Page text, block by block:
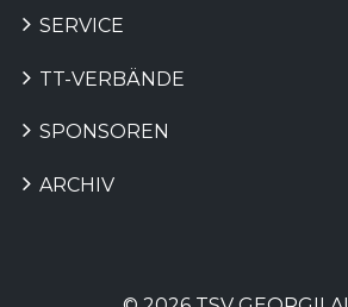
SERVICE
TT-VERBÄNDE
SPONSOREN
ARCHIV